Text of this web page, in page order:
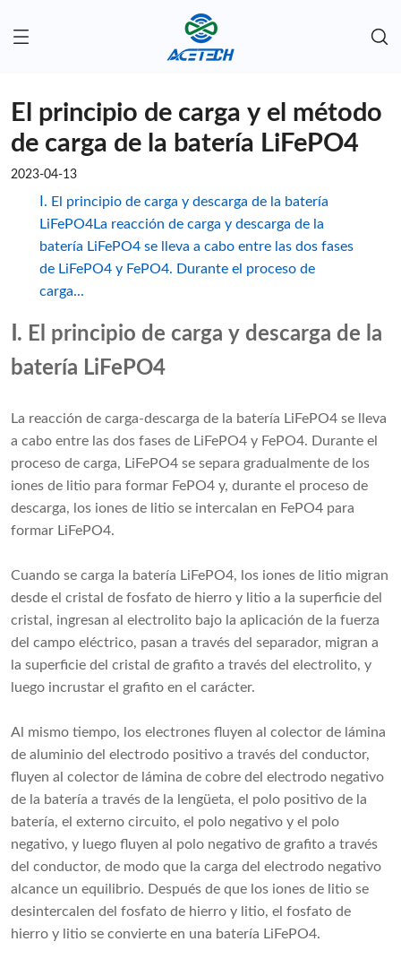
El principio de carga y el método
de carga de la batería LiFePO4
2023-04-13
Ⅰ. El principio de carga y descarga de la batería
LiFePO4La reacción de carga y descarga de la
batería LiFePO4 se lleva a cabo entre las dos fases
de LiFePO4 y FePO4. Durante el proceso de
carga...
Ⅰ. El principio de carga y descarga de la
batería LiFePO4
La reacción de carga-descarga de la batería LiFePO4 se lleva
a cabo entre las dos fases de LiFePO4 y FePO4. Durante el
proceso de carga, LiFePO4 se separa gradualmente de los
iones de litio para formar FePO4 y, durante el proceso de
descarga, los iones de litio se intercalan en FePO4 para
formar LiFePO4.
Cuando se carga la batería LiFePO4, los iones de litio migran
desde el cristal de fosfato de hierro y litio a la superficie del
cristal, ingresan al electrolito bajo la aplicación de la fuerza
del campo eléctrico, pasan a través del separador, migran a
la superficie del cristal de grafito a través del electrolito, y
luego incrustar el grafito en el carácter.
Al mismo tiempo, los electrones fluyen al colector de lámina
de aluminio del electrodo positivo a través del conductor,
fluyen al colector de lámina de cobre del electrodo negativo
de la batería a través de la lengüeta, el polo positivo de la
batería, el externo circuito, el polo negativo y el polo
negativo, y luego fluyen al polo negativo de grafito a través
del conductor, de modo que la carga del electrodo negativo
alcance un equilibrio. Después de que los iones de litio se
desintercalen del fosfato de hierro y litio, el fosfato de
hierro y litio se convierte en una batería LiFePO4.